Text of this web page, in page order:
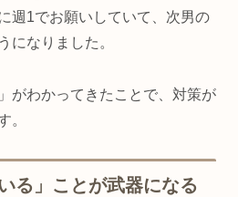
週1でお願いしていて、次男の
になりました。
がわかってきたことで、対策が
。
る」ことが武器になる